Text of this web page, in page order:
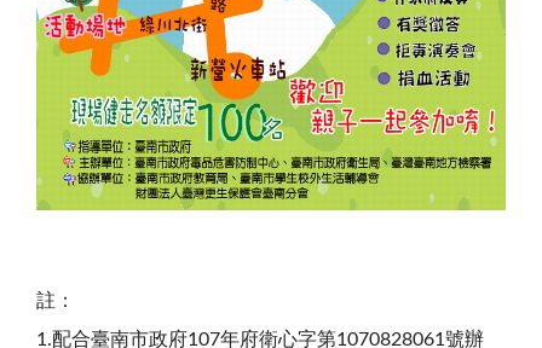
註：
1.配合臺南市政府107年府衛心字第1070828061號辦